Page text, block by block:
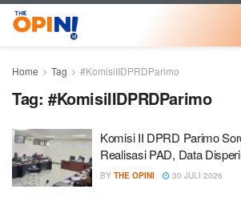
Home Tag #KomisiIIDPRDParimo
Tag: #KomisiIIDPRDParimo
Komisi II DPRD Parimo
Realisasi PAD, Data
BY THE OPINI 30 JULI 2026